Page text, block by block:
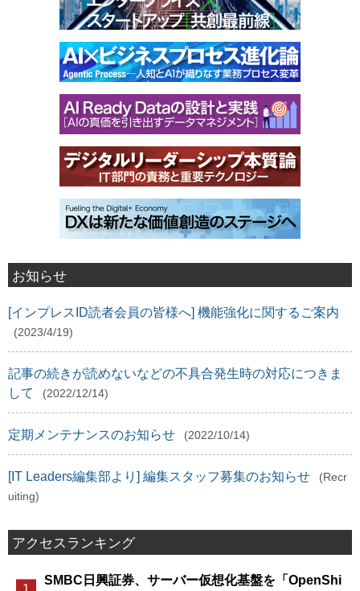
お知らせ
[インプレスID読者会員の皆様へ] 機能強化に関するご案内
(2023/4/19)
記事の続きが読めないなどの不具合発生時の対応につきま
して
(2022/12/14)
定期メンテナンスのお知らせ (2022/10/14)
[IT Leaders編集部より] 編集スタッフ募集のお知らせ
(Recr
uiting)
アクセスランキング
SMBC日興証券、サーバー仮想化基盤を「OpenShi